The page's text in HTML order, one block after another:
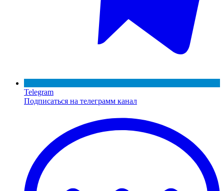
Telegram
Подписаться на телеграмм канал